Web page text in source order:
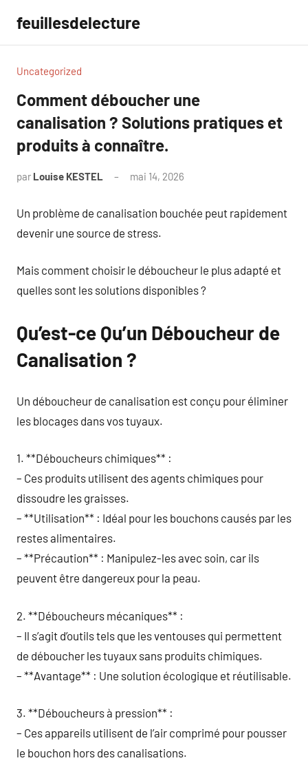
contenu
feuillesdelecture
Uncategorized
Comment déboucher une
canalisation ? Solutions pratiques et
produits à connaître.
par Louise KESTEL mai 14, 2026
Un problème de canalisation bouchée peut rapidement
devenir une source de stress.
Mais comment choisir le déboucheur le plus adapté et
quelles sont les solutions disponibles ?
Qu’est-ce Qu’un Déboucheur de
Canalisation ?
Un déboucheur de canalisation est conçu pour éliminer
les blocages dans vos tuyaux.
1. **Déboucheurs chimiques** :
– Ces produits utilisent des agents chimiques pour
dissoudre les graisses.
– **Utilisation** : Idéal pour les bouchons causés par les
restes alimentaires.
– **Précaution** : Manipulez-les avec soin, car ils
peuvent être dangereux pour la peau.
2. **Déboucheurs mécaniques** :
– Il s’agit d’outils tels que les ventouses qui permettent
de déboucher les tuyaux sans produits chimiques.
– **Avantage** : Une solution écologique et réutilisable.
3. **Déboucheurs à pression** :
– Ces appareils utilisent de l’air comprimé pour pousser
le bouchon hors des canalisations.